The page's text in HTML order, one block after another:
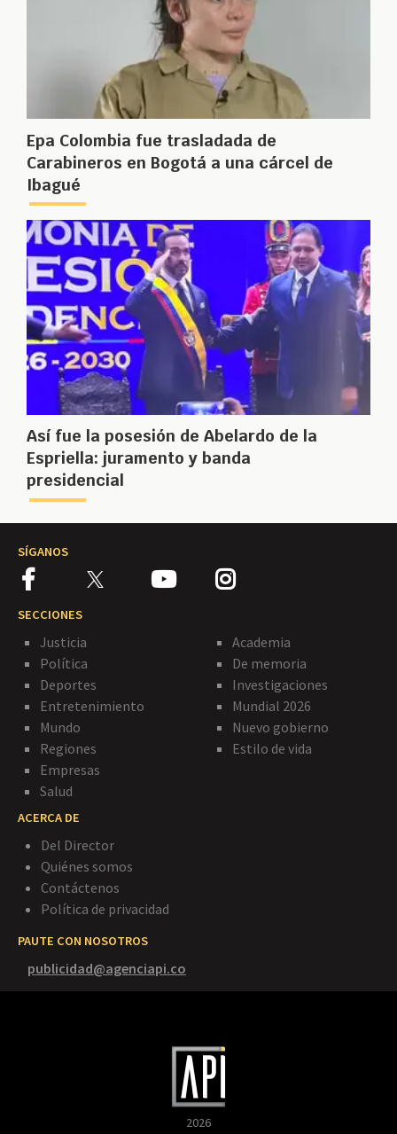
Epa Colombia fue trasladada de
Carabineros en Bogotá a una cárcel de
Ibagué
Así fue la posesión de Abelardo de la
Espriella: juramento y banda
presidencial
SÍGANOS
SECCIONES
Justicia
Política
Deportes
Entretenimiento
Mundo
Regiones
Empresas
Salud
Academia
De memoria
Investigaciones
Mundial 2026
Nuevo gobierno
Estilo de vida
ACERCA DE
Del Director
Quiénes somos
Contáctenos
Política de privacidad
PAUTE CON NOSOTROS
publicidad@agenciapi.co
2026